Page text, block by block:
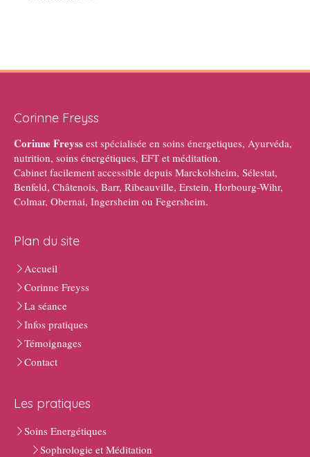
Corinne Freyss
Corinne Freyss est spécialisée en soins énergetiques, Ayurvéda,
nutrition, soins énergétiques, EFT et méditation.
Cabinet facilement accessible depuis Marckolsheim, Sélestat,
Benfeld, Châtenois, Barr, Ribeauville, Erstein, Horbourg-Wihr,
Colmar, Obernai, Ingersheim ou Fegersheim.
Plan du site
Accueil
Corinne Freyss
La séance
Infos pratiques
Témoignages
Contact
Les pratiques
Soins Energétiques
Sophrologie et Méditation